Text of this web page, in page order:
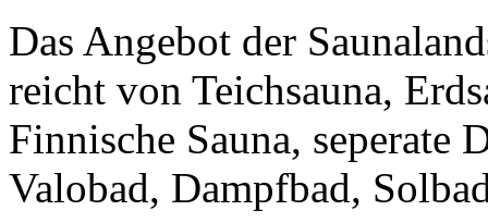
Das Angebot der
reicht von Teichsauna,
Finnische Sauna, seperate
Valobad, Dampfbad,